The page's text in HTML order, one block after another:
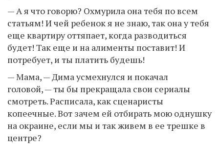
— А я что говорю? Охмурила она тебя по всем
статьям! И чей ребенок я не знаю, так она у тебя
еще квартиру оттяпает, когда разводиться
будет! Так еще и на алименты поставит! И
потребует, и ты платить будешь!
— Мама, — Дима усмехнулся и покачал
головой, — ты бы прекращала свои сериалы
смотреть. Расписала, как сценаристы
копеечные. Вот зачем ей отбирать мою однушку
на окраине, если мы и так живем в ее трешке в
центре?